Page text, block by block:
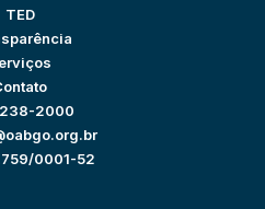
TED
2000
0001-52